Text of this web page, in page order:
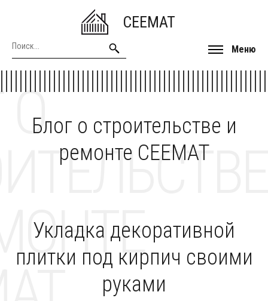
CEEMAT
Меню
Блог о строительстве и
ремонте CEEMAT
О
Укладка декоративной
плитки под кирпич своими
руками